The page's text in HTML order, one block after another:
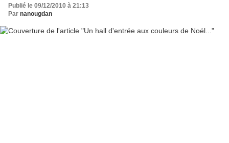
Publié le 09/12/2010 à 21:13
Par nanougdan